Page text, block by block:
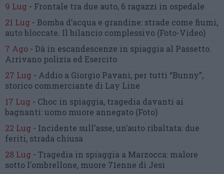
9 Lug - Frontale tra due auto, 6 ragazzi in ospedale
21 Lug - Bomba d’acqua e grandine: strade come fiumi,
auto bloccate. Il bilancio complessivo (Foto-Video)
7 Ago - Dà in escandescenze in spiaggia al Passetto.
Arrivano polizia ed Esercito
27 Lug - Addio a Giorgio Pavani, per tutti “Bunny”,
storico commerciante di Lay Line
17 Lug - Choc in spiaggia, tragedia davanti ai
bagnanti:uomo muore annegato (Foto)
22 Lug - Incidente sull’asse, un’auto ribaltata: due
feriti, strada chiusa
28 Lug - Tragedia in spiaggia a Marzocca: malore
sotto l’ombrellone, muore 71enne di Jesi